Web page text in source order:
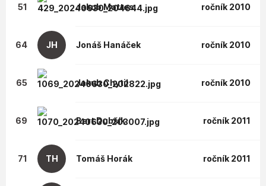
51 JakubMattes ročník 2010
64 JH Jonáš Hanáček ročník 2010
65 JakubChytil ročník 2010
69 BertDubšík ročník 2011
71 TH Tomáš Horák ročník 2011